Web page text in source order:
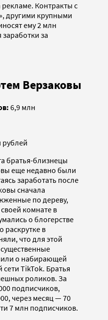
Контракты с
другими крупными
ему 2 млн
за
Верзаковы
6,9 млн
рублей
братья-близнецы
еще недавно были
заработать после
сначала
по дереву,
комнате в
о блогерстве
раскрутке в
что для этой
о набирающей
TikTok. Братья
роликов. За
подписчиков,
через месяц — 70
7 млн подписчиков.